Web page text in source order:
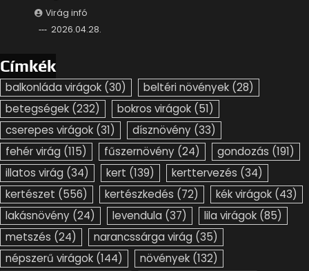
Virág infó
2026.04.28.
Címkék
balkonláda virágok (30) beltéri növények (28)
betegségek (232) bokros virágok (51)
cserepes virágok (31) dísznövény (33)
fehér virág (115) fűszernövény (24) gondozás (191)
illatos virág (34) kert (139) kerttervezés (34)
kertészet (556) kertészkedés (72) kék virágok (43)
lakásnövény (24) levendula (37) lila virágok (85)
metszés (24) narancssárga virág (35)
népszerű virágok (144) növények (132)